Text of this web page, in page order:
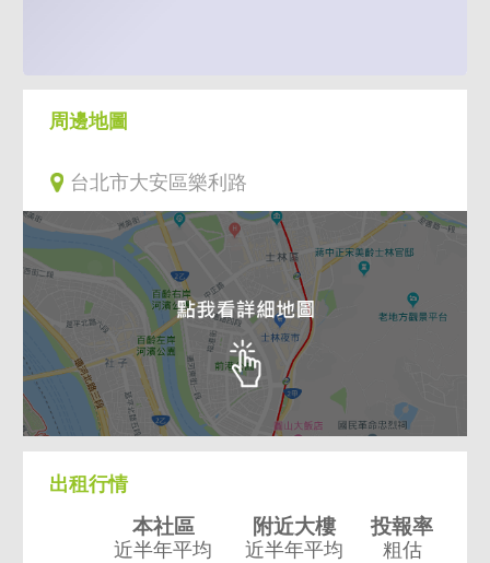
周邊地圖
台北市大安區樂利路
出租行情
本社區
近半年平均
附近大樓
近半年平均
投報率
粗估